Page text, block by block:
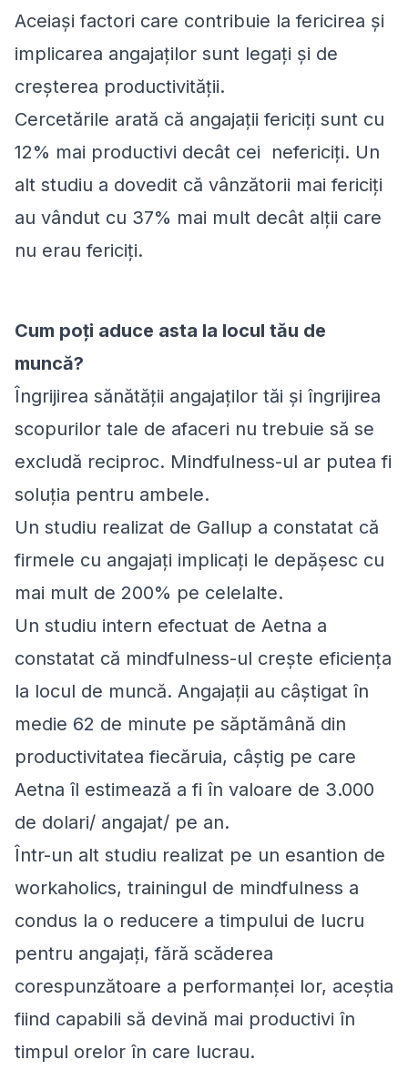
Aceiași factori care contribuie la fericirea și
implicarea angajaților sunt legați și de
creșterea productivității.
Cercetările arată că angajații fericiți sunt cu
12% mai productivi decât cei nefericiți. Un
alt studiu a dovedit că vânzătorii mai fericiți
au vândut cu 37% mai mult decât alții care
nu erau fericiți.
Cum poți aduce asta la locul tău de
muncă?
Îngrijirea sănătății angajaților tăi și îngrijirea
scopurilor tale de afaceri nu trebuie să se
excludă reciproc. Mindfulness-ul ar putea fi
soluția pentru ambele.
Un studiu realizat de Gallup a constatat că
firmele cu angajați implicați le depășesc cu
mai mult de 200% pe celelalte.
Un studiu intern efectuat de Aetna a
constatat că mindfulness-ul crește eficiența
la locul de muncă. Angajații au câștigat în
medie 62 de minute pe săptămână din
productivitatea fiecăruia, câștig pe care
Aetna îl estimează a fi în valoare de 3.000
de dolari/ angajat/ pe an.
Într-un alt studiu realizat pe un esantion de
workaholics, trainingul de mindfulness a
condus la o reducere a timpului de lucru
pentru angajați, fără scăderea
corespunzătoare a performanței lor, aceștia
fiind capabili să devină mai productivi în
timpul orelor în care lucrau.